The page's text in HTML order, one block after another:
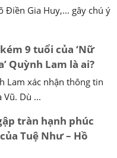
Điền Gia Huy,... gây chú ý
9 tuổi của ‘Nữ
Quỳnh Lam là ai?
Lam xác nhận thông tin
Dù ...
tràn hạnh phúc
Tuệ Như – Hồ